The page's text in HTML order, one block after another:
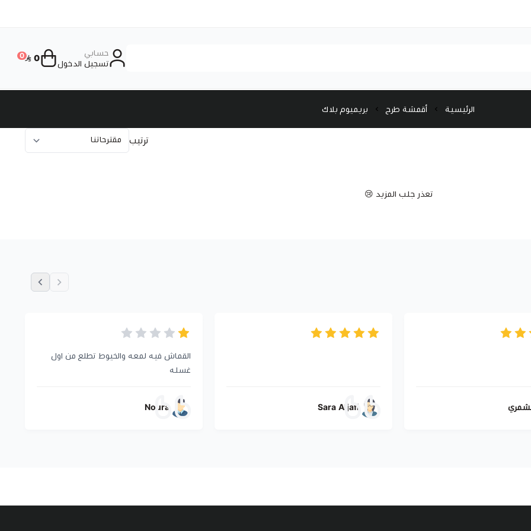
حسابي
تسجيل الدخول
0 0
الرئيسية أقمشة طرح بريميوم بلاك
ترتيب
تعذر جلب المزيد 😢
Sara Aljafi
القماش فيه لمعه والخيوط تطلع من اول
غسله
Noura